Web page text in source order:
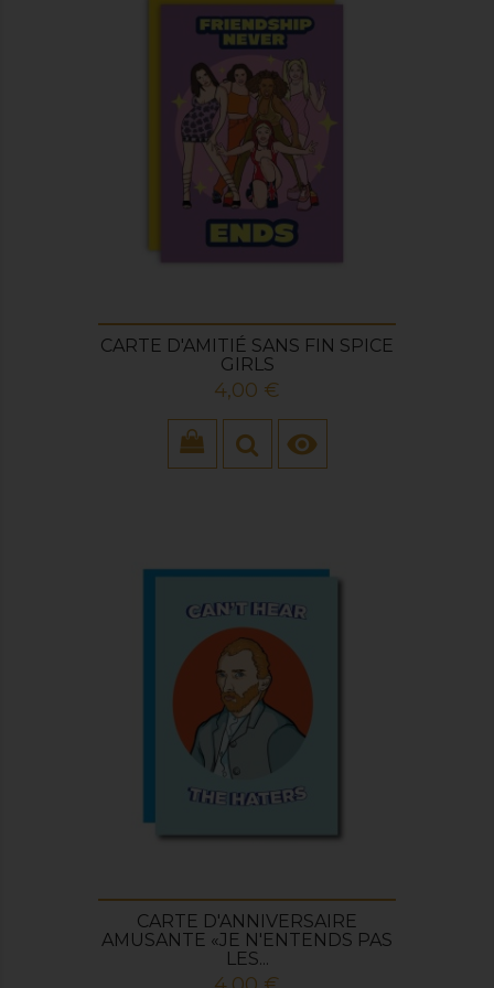
CARTE D'AMITIÉ SANS FIN SPICE
GIRLS
Prix
4,00 €

CARTE D'ANNIVERSAIRE
AMUSANTE «JE N'ENTENDS PAS
LES...